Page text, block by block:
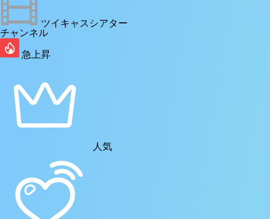
ツイキャスシアター
チャンネル
急上昇
人気